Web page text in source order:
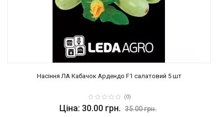
Насіння ЛА Кабачок Ардендо F1 салатовий 5 шт
(0)
Ціна: 30.00 грн. 35.00 грн.